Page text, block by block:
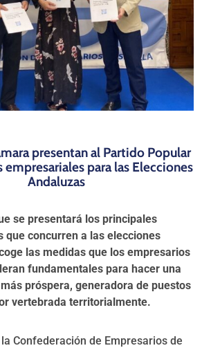
presentan al Partido Popular
empresariales para las Elecciones
Andaluzas
se presentará los principales
que concurren a las elecciones
las medidas que los empresarios
fundamentales para hacer una
próspera, generadora de puestos
vertebrada territorialmente.
Confederación de Empresarios de